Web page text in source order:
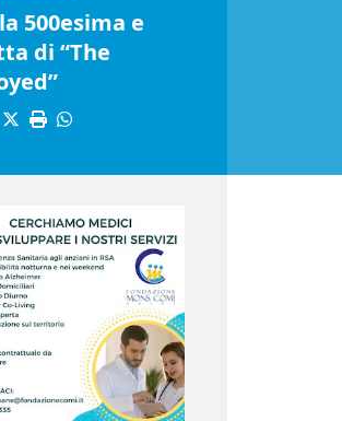
500esima e
di “The